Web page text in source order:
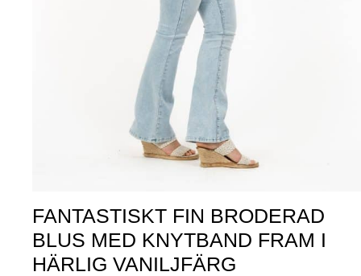
FANTASTISKT FIN BRODERAD
BLUS MED KNYTBAND FRAM I
HÄRLIG VANILJFÄRG